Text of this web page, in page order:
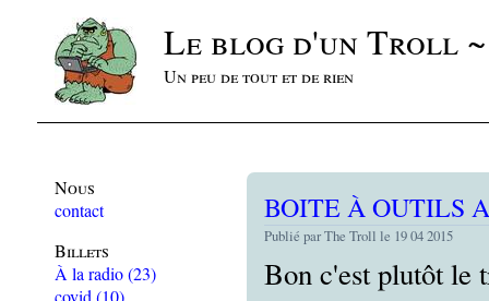
Le blog d'un Troll
Un peu de tout et de rien
Nous
contact
Billets
À la radio(23)
covid (10)
BOITE À OUTILS
Publié par The Troll le 19 04 2015
Bon c'est plutôt le